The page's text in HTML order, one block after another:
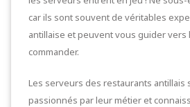
car ils sont souvent de véritables
antillaise et peuvent vous guider vers
commander.
Les serveurs des restaurants antillais
passionnés par leur métier et